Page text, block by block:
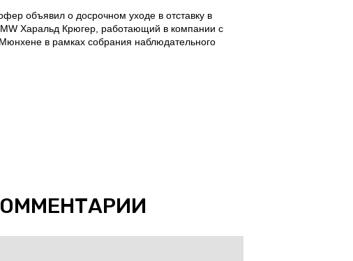
объявил о досрочном уходе в отставку в
Харальд Крюгер, работающий в компании с
в рамках собрания наблюдательного